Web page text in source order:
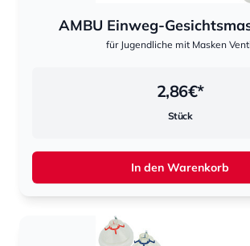
AMBU Einweg-
für Jugendliche mit Masken
2,86€*
Stück
In den Warenkorb